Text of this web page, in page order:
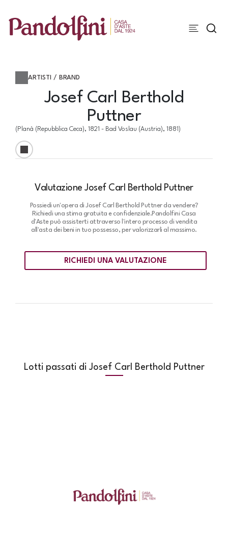
ARTISTI / BRAND
Josef Carl Berthold
Puttner
(Planà (repubblica Ceca), 1821 - Bad Voslau (austria), 1881)
Valutazione Josef Carl Berthold Puttner
Possiedi un'opera di Josef Carl Berthold Puttner da vendere?
Richiedi una stima gratuita e confidenziale.Pandolfini Casa
d'Aste può assisterti attraverso l'intero processo di vendita
all'asta dei beni in tuo possesso, per valorizzarli al massimo.
RICHIEDI UNA VALUTAZIONE
Lotti passati di Josef Carl Berthold Puttner